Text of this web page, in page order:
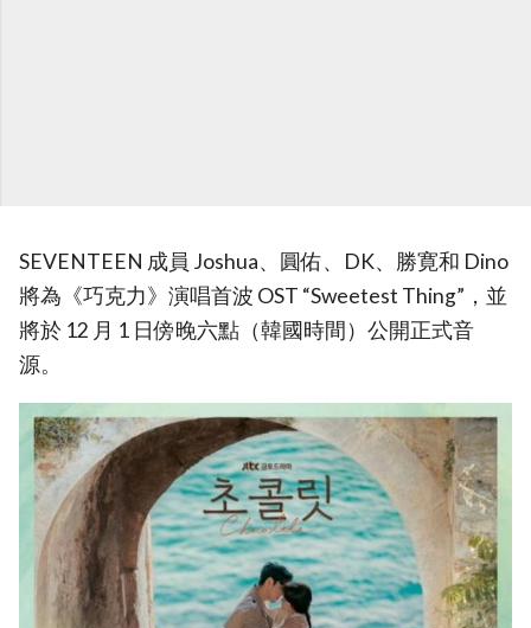
SEVENTEEN 成員 Joshua、圓佑、DK、勝寛和 Dino
將為《巧克力》演唱首波 OST “Sweetest Thing”，並
將於 12 月 1 日傍晚六點（韓國時間）公開正式音
源。